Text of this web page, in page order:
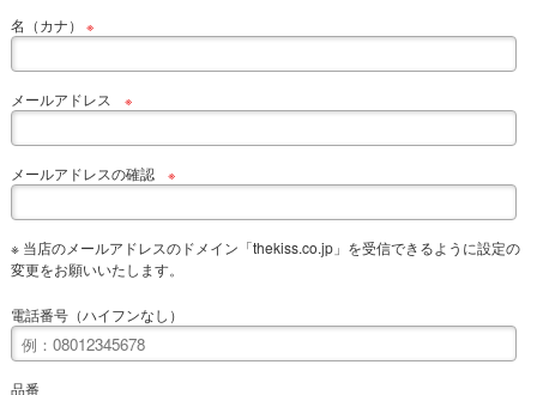
名（カナ） ※
メールアドレス ※
メールアドレスの確認※
※ 当店のメールアドレスのドメイン「thekiss.co.jp」を受信できるように設定の
変更をお願いいたします。
電話番号（ハイフンなし）
品番